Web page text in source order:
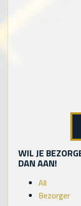
WIL JE
DAN AAN!
All
Bezorger